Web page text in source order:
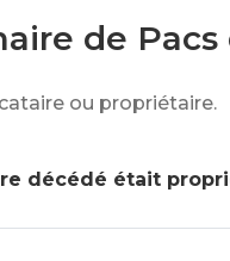
de Pacs
ou propriétaire.
décédé était